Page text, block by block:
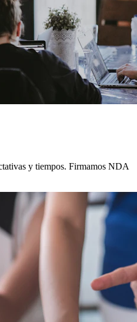
y tiempos. Firmamos NDA